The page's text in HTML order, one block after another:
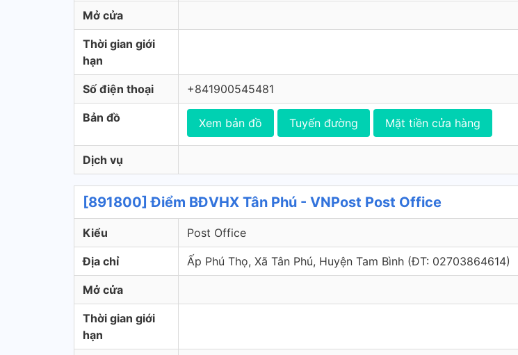
Mở cửa
Thời gian giới
hạn
Số điện thoại +841900545481
Bản đồ Xem bản đồ Tuyến đường Mặt tiền cửa hàng
Dịch vụ
[891800] Điểm BĐVHX Tân Phú - VNPost Post Office
Kiểu Post Office
Địa chỉ Ấp Phú Thọ, Xã Tân Phú, Huyện Tam Bình (ÐT: 02703864614)
Mở cửa
Thời gian giới
hạn